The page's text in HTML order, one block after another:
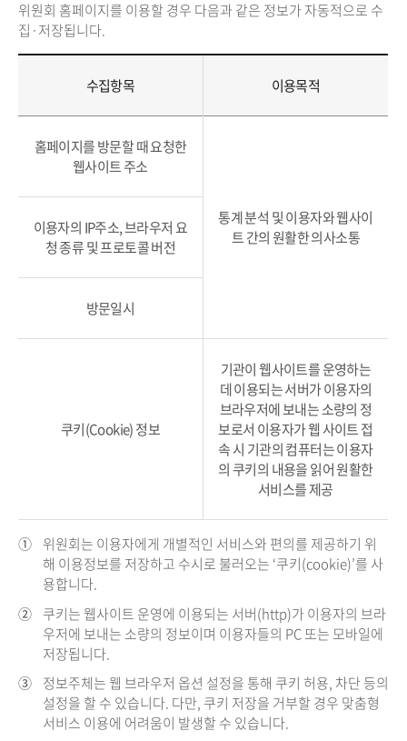
위원회 홈페이지를 이용할 경우 다음과 같은 정보가 자동적으로 수
집·저장됩니다.
수집항목 이용목적
홈페이지를 방문할 때 요청한
웹사이트 주소
통계 분석 및 이용자와 웹사이
트 간의 원활한 의사소통
이용자의 IP주소, 브라우저 요
청 종류 및 프로토콜 버전
방문일시
쿠키(Cookie) 정보
기관이 웹사이트를 운영하는
데 이용되는 서버가 이용자의
브라우저에 보내는 소량의 정
보로서 이용자가 웹 사이트 접
속 시 기관의 컴퓨터는 이용자
의 쿠키의 내용을 읽어 원활한
서비스를 제공
① 위원회는 이용자에게 개별적인 서비스와 편의를 제공하기 위
해 이용정보를 저장하고 수시로 불러오는 ‘쿠키(cookie)’를 사
용합니다.
② 쿠키는 웹사이트 운영에 이용되는 서버(http)가 이용자의 브라
우저에 보내는 소량의 정보이며 이용자들의 PC 또는 모바일에
저장됩니다.
③ 정보주체는 웹 브라우저 옵션 설정을 통해 쿠키 허용, 차단 등의
설정을 할 수 있습니다. 다만, 쿠키 저장을 거부할 경우 맞춤형
서비스 이용에 어려움이 발생할 수 있습니다.